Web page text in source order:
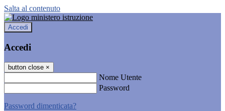
Salta al contenuto
Accedi
Accedi
button close ×
Nome Utente
Password
Password dimenticata?